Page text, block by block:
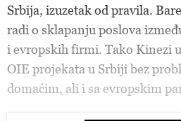
Srbija, izuzetak od pravila.
radi o sklapanju poslova
i evropskih firmi. Tako Kinezi
OIE projekata u Srbiji bez
domaćim, ali i sa evropskim